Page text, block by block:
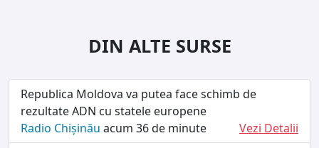
DIN ALTE SURSE
Republica Moldova va putea face schimb de
rezultate ADN cu statele europene
Radio Chișinău acum 36 de minute
Vezi Detalii